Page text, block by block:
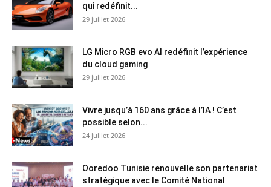
qui redéfinit...
29 juillet 2026
LG Micro RGB evo AI redéfinit l’expérience
du cloud gaming
29 juillet 2026
Vivre jusqu’à 160 ans grâce à l’IA ! C’est
possible selon...
24 juillet 2026
Ooredoo Tunisie renouvelle son partenariat
stratégique avec le Comité National